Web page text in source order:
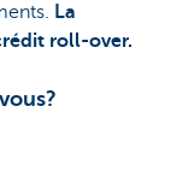
La
roll-over.